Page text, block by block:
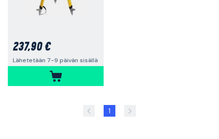
237,90 €
Lähetetään 7-9 päivän sisällä
1